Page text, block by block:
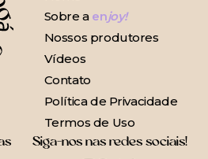
Sobre a enjoy!
Nossos produtores
Vídeos
Contato
Política de Privacidade
Termos de Uso
Siga-nos nas redes sociais!